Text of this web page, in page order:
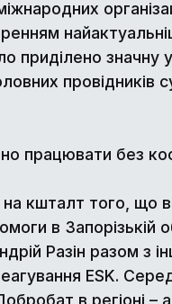
приділено
провідників
без
кшталт того, що
в Запорізькій
Разін разом з
ESK.
в регіоні